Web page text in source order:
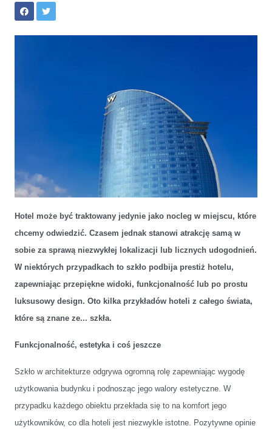
Hotele znane ze…szkła
Hotel może być traktowany jedynie jako nocleg w miejscu, które
chcemy odwiedzić. Czasem jednak stanowi atrakcję samą w
sobie za sprawą niezwykłej lokalizacji lub licznych udogodnień.
W niektórych przypadkach to szkło podbija prestiż hotelu,
zapewniając przepiękne widoki, funkcjonalność lub po prostu
luksusowy design. Oto kilka przykładów hoteli z całego świata,
które są znane ze... szkła.
Funkcjonalność, estetyka i coś jeszcze
Szkło w architekturze odgrywa ogromną rolę zapewniając wygodę
użytkowania budynku i podnosząc jego walory estetyczne. W
przypadku każdego obiektu przekłada się to na komfort jego
użytkowników, co dla hoteli jest niezwykle istotne. Pozytywne opinie